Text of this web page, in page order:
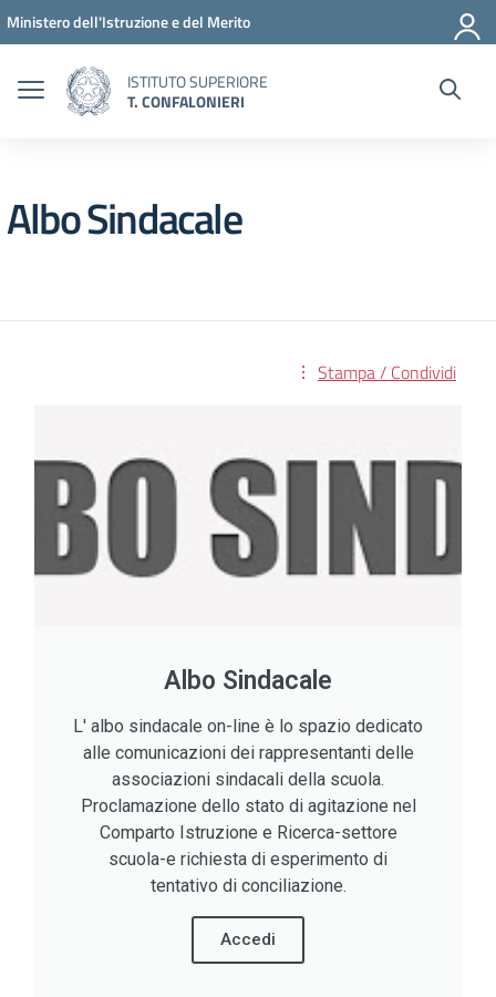
Vai ai contenuti
Vai al menu di navigazione
Vai al footer
Ministero dell'Istruzione e del Merito
ISTITUTO SUPERIORE
T. CONFALONIERI
Albo Sindacale
Stampa / Condividi
Albo Sindacale
L' albo sindacale on-line è lo spazio dedicato
alle comunicazioni dei rappresentanti delle
associazioni sindacali della scuola.
Proclamazione dello stato di agitazione nel
Comparto Istruzione e Ricerca-settore
scuola-e richiesta di esperimento di
tentativo di conciliazione.
Accedi